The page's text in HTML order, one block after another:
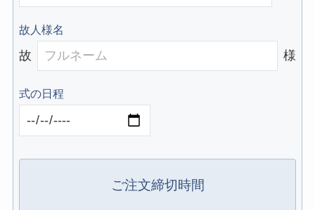
故人様名
故 様
式の日程
ご注文締切時間